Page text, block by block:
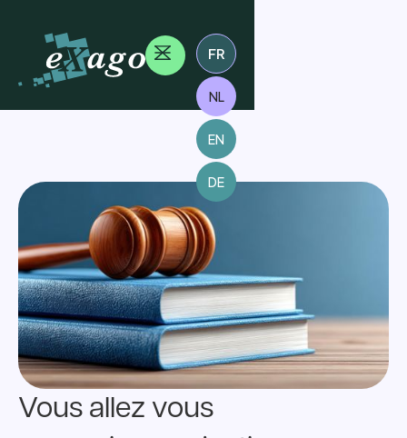
FR
NL
EN
DE
Vous allez vous